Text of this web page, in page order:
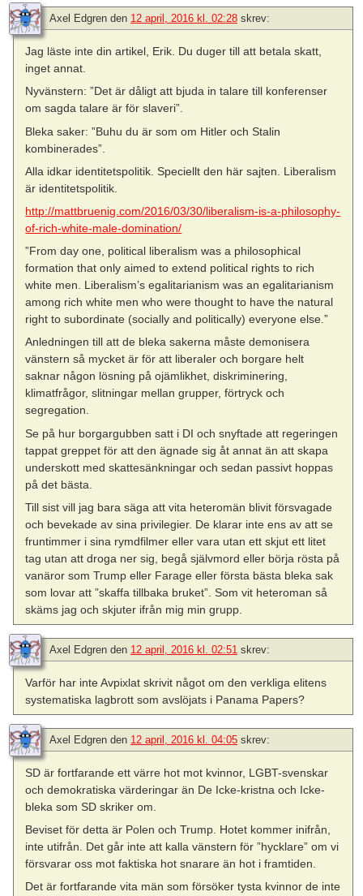
Axel Edgren den 12 april, 2016 kl. 02:28 skrev:
Jag läste inte din artikel, Erik. Du duger till att betala skatt,
inget annat.
Nyvänstern: ”Det är dåligt att bjuda in talare till konferenser
om sagda talare är för slaveri”.
Bleka saker: ”Buhu du är som om Hitler och Stalin
kombinerades”.
Alla idkar identitetspolitik. Speciellt den här sajten. Liberalism
är identitetspolitik.
http://mattbruenig.com/2016/03/30/liberalism-is-a-philosophy-
of-rich-white-male-domination/
”From day one, political liberalism was a philosophical
formation that only aimed to extend political rights to rich
white men. Liberalism’s egalitarianism was an egalitarianism
among rich white men who were thought to have the natural
right to subordinate (socially and politically) everyone else.”
Anledningen till att de bleka sakerna måste demonisera
vänstern så mycket är för att liberaler och borgare helt
saknar någon lösning på ojämlikhet, diskriminering,
klimatfrågor, slitningar mellan grupper, förtryck och
segregation.
Se på hur borgargubben satt i DI och snyftade att regeringen
tappat greppet för att den ägnade sig åt annat än att skapa
underskott med skattesänkningar och sedan passivt hoppas
på det bästa.
Till sist vill jag bara säga att vita heteromän blivit försvagade
och bevekade av sina privilegier. De klarar inte ens av att se
fruntimmer i sina rymdfilmer eller vara utan ett skjut ett litet
tag utan att droga ner sig, begå självmord eller börja rösta på
vanäror som Trump eller Farage eller första bästa bleka sak
som lovar att ”skaffa tillbaka bruket”. Som vit heteroman så
skäms jag och skjuter ifrån mig min grupp.
Axel Edgren den 12 april, 2016 kl. 02:51 skrev:
Varför har inte Avpixlat skrivit något om den verkliga elitens
systematiska lagbrott som avslöjats i Panama Papers?
Axel Edgren den 12 april, 2016 kl. 04:05 skrev:
SD är fortfarande ett värre hot mot kvinnor, LGBT-svenskar
och demokratiska värderingar än De Icke-kristna och Icke-
bleka som SD skriker om.
Beviset för detta är Polen och Trump. Hotet kommer inifrån,
inte utifrån. Det går inte att kalla vänstern för ”hycklare” om vi
försvarar oss mot faktiska hot snarare än hot i framtiden.
Det är fortfarande vita män som försöker tysta kvinnor de inte